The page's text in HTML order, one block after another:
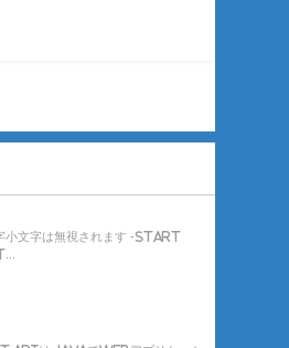
字小文字は無視されます -start